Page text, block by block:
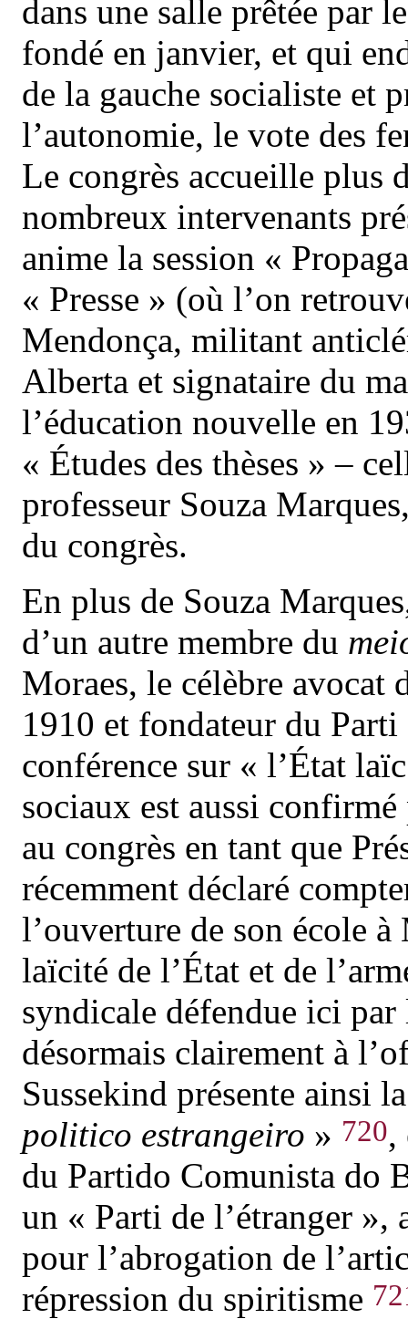
dans une salle prêtée par
fondé en janvier, et qui
de la gauche socialiste et
l’autonomie, le vote des
Le congrès accueille plus
nombreux intervenants
anime la session «
« Presse » (où l’on
Mendonça, militant
Alberta et signataire du
l’éducation nouvelle en
« Études des thèses » –
professeur Souza
du congrès.
En plus de Souza
d’un autre membre du
Moraes, le célèbre avocat
1910 et fondateur du
conférence sur « l’État
sociaux est aussi
au congrès en tant que
récemment déclaré
l’ouverture de son école
laïcité de l’État et de
syndicale défendue ici
désormais clairement à
Sussekind présente ainsi
politico estrangeiro » 720,
du Partido Comunista do
un « Parti de l’étranger »,
pour l’abrogation de
répression du spiritisme